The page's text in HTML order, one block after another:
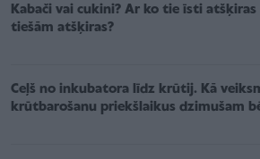
Kabači vai cukini? Ar ko tie īsti atšķiras
tiešām atšķiras?
Ceļš no inkubatora līdz krūtij. Kā
krūtbarošanu priekšlaikus dzimušam